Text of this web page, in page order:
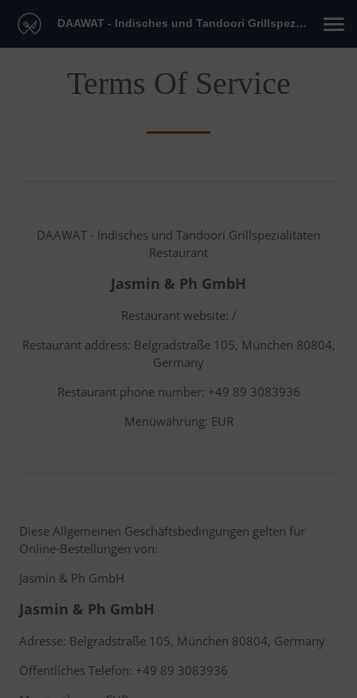
DAAWAT - Indisches und Tandoori Grillspezialitäten Restaurant
Terms Of Service
DAAWAT - Indisches und Tandoori Grillspezialitäten
Restaurant
Jasmin & Ph GmbH
Restaurant website: /
Restaurant address: Belgradstraße 105, München 80804,
Germany
Restaurant phone number: +49 89 3083936
Menüwährung: EUR
Diese Allgemeinen Geschäftsbedingungen gelten für
Online-Bestellungen von:
Jasmin & Ph GmbH
Jasmin & Ph GmbH
Adresse: Belgradstraße 105, München 80804, Germany
Öffentliches Telefon: +49 89 3083936